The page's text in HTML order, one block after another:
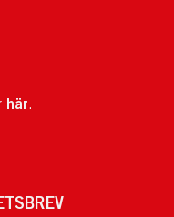
här.